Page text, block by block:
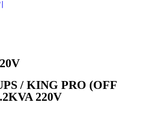
/ KING PRO (OFF
220V